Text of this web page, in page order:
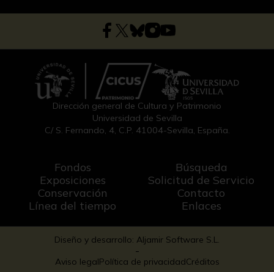
Dirección general de Cultura y Patrimonio
Universidad de Sevilla
C/ S. Fernando, 4, C.P. 41004-Sevilla, España.
Fondos
Exposiciones
Conservación
Línea del tiempo
Búsqueda
Solicitud de Servicio
Contacto
Enlaces
Diseño y desarrollo: Aljamir Software S.L.
-
Aviso legalPolítica de privacidadCréditos